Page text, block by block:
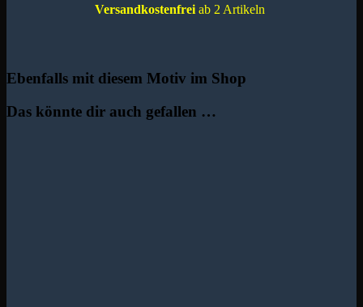
Versandkostenfreiab 2 Artikeln
Ebenfalls mit diesem Motiv im Shop
Das könnte dir auch gefallen …